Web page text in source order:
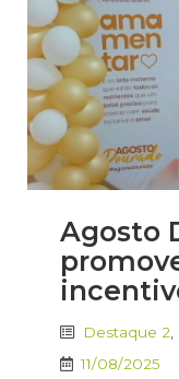
Agosto
Destaque 2
11/08/2025